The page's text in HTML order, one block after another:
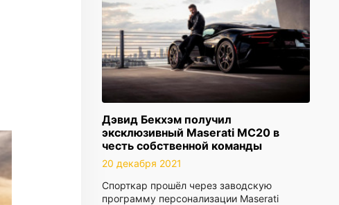
Дэвид Бекхэм получил
эксклюзивный Maserati MC20 в
честь собственной команды
20 декабря 2021
Cпорткар прошёл через заводскую
программу персонализации Maserati